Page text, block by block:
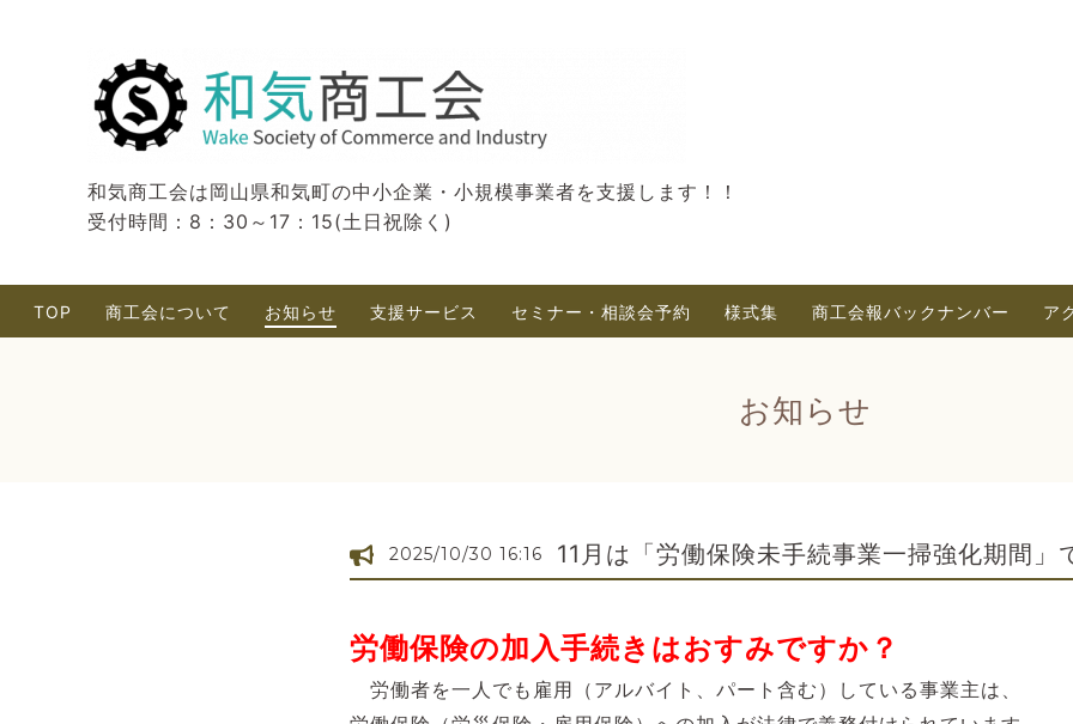
和気商工会は岡山県和気町の中小企業・小規模事業者を支援します！！
受付時間：8：30～17：15(土日祝除く)
TOP 商工会について お知らせ 支援サービス セミナー・相談会予約 様式集 商工会報バックナンバー ア
お知らせ
2025/10/30 16:16 11月は「労働保険未手続事業一掃強化期間」
労働保険の加入手続きはおすみですか？
労働者を一人でも雇用（アルバイト、パート含む）している事業主は、